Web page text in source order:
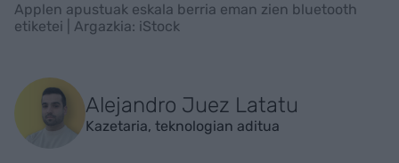
Applen apustuak eskala berria eman zien bluetooth
etiketei | Argazkia: iStock
Alejandro Juez Latatu
Kazetaria, teknologian aditua